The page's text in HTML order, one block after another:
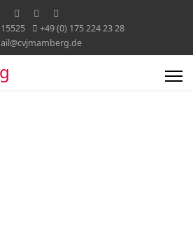
+49 (0) 175 224 23 28